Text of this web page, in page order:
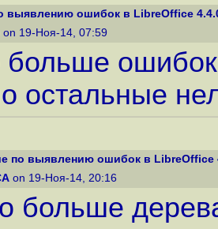
выявлению ошибок в LibreOffice
on 19-Ноя-14, 07:59
больше
остальные
по выявлению ошибок в LibreOffice
on 19-Ноя-14, 20:16
больше